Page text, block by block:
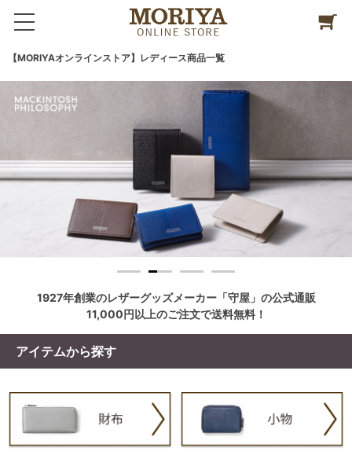
【MORIYAオンラインストア】レディース商品一覧
1 2
1927年創業のレザーグッズメーカー「守屋」の公式通販
11,000円以上のご注文で送料無料！
アイテムから探す